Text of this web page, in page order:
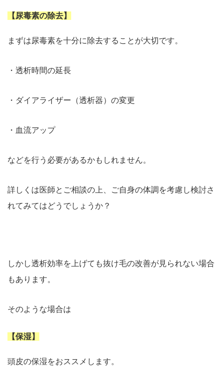
【尿毒素の除去】
まずは尿毒素を十分に除去することが大切です。
・ 透析時間の延長
・ダイアライザー（透析器）の変更
・血流アップ
などを行う必要があるかもしれません。
詳しくは医師とご相談の上、ご自身の体調を考慮し検討さ
れてみてはどうでしょうか？
しかし透析効率を上げても抜け毛の改善が見られない場合
もあります。
そのような場合は
【保湿】
頭皮の保湿をおススメします。